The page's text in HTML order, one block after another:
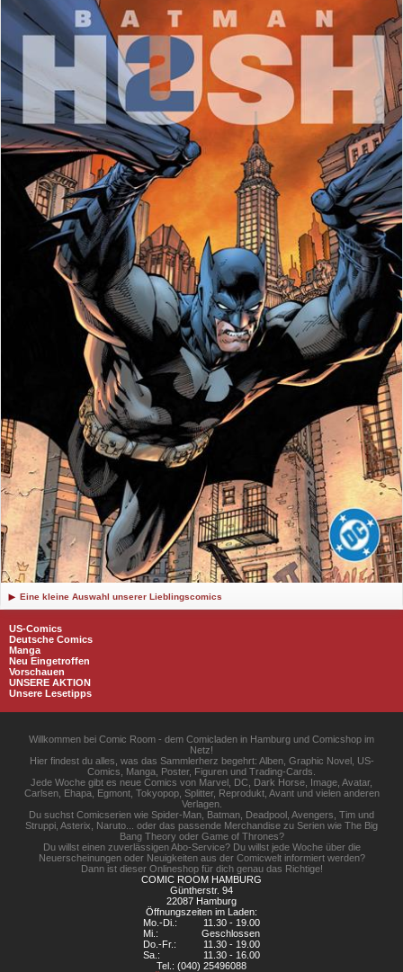
Eine kleine Auswahl unserer Lieblingscomics
US-Comics
Deutsche Comics
Manga
Neu Eingetroffen
Vorschauen
UNSERE AKTION
Unsere Lesetipps
Willkommen bei Comic Room - dem Comicladen in Hamburg und Comicshop im
Netz!
Hier findest du alles, was das Sammlerherz begehrt: Alben, Graphic Novel, US-
Comics, Manga, Poster, Figuren und Trading-Cards.
Jede Woche gibt es neue Comics von Marvel, DC, Dark Horse, Image, Avatar,
Carlsen, Ehapa, Egmont, Tokyopop, Splitter, Reprodukt, Avant und vielen anderen
Verlagen.
Du suchst Comicserien wie Spider-Man, Batman, Deadpool, Avengers, Tim und
Struppi, Asterix, Naruto... oder das passende Merchandise zu Serien wie The Big
Bang Theory oder Game of Thrones?
Du willst einen zuverlässigen Abo-Service? Du willst jede Woche über die
Neuerscheinungen oder Neuigkeiten aus der Comicwelt informiert werden?
Dann ist dieser Onlineshop für dich genau das Richtige!
COMIC ROOM HAMBURG
Güntherstr. 94
22087 Hamburg
Öffnungszeiten im Laden:
Mo.-Di.:
11.30 - 19.00
Mi.:
Geschlossen
Do.-Fr.:
11.30 - 19.00
Sa.:
11.30 - 16.00
Tel.: (040) 25496088